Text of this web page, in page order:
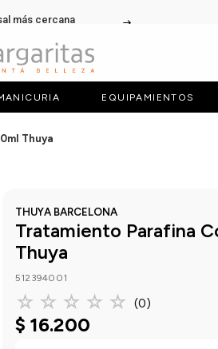
más cercana
EQUIPAMIENTOS
Thuya
THUYA BARCELONA
Tratamiento Parafina
Thuya
512394001
☆ ☆ ☆ ☆ ☆ (0)
$ 16.200